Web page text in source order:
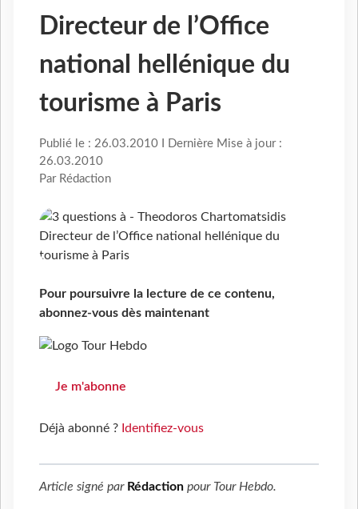
Directeur de l’Office
national hellénique du
tourisme à Paris
Publié le : 26.03.2010 I Dernière Mise à jour :
26.03.2010
Par Rédaction
Pour poursuivre la lecture de ce contenu,
abonnez-vous dès maintenant
Je m'abonne
Déjà abonné ? Identifiez-vous
Article signé par Rédaction pour Tour Hebdo.